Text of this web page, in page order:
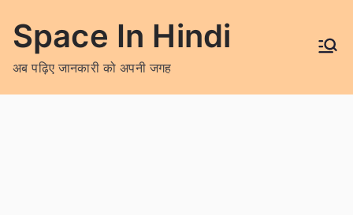
content
Space In Hindi
अब पढ़िए जानकारी को अपनी जगह